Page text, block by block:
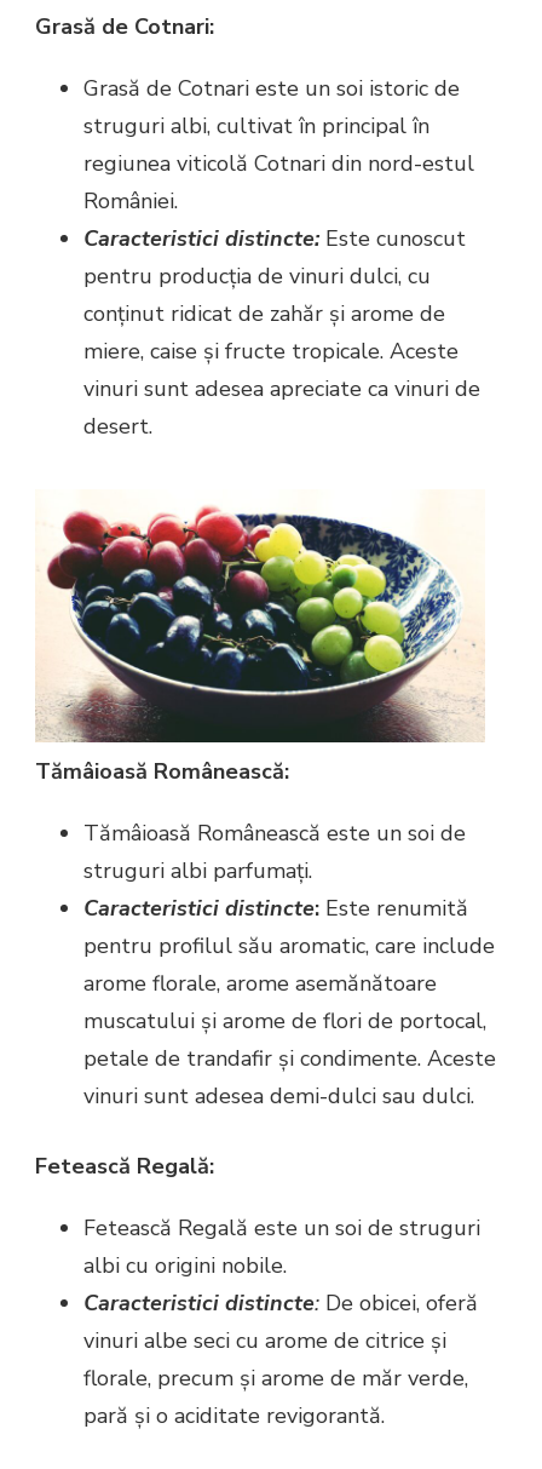
Grasă de Cotnari:
Grasă de Cotnari este un soi istoric de
struguri albi, cultivat în principal în
regiunea viticolă Cotnari din nord-estul
României.
Caracteristici distincte: Este cunoscut
pentru producția de vinuri dulci, cu
conținut ridicat de zahăr și arome de
miere, caise și fructe tropicale. Aceste
vinuri sunt adesea apreciate ca vinuri de
desert.
Tămâioasă Românească:
Tămâioasă Românească este un soi de
struguri albi parfumați.
Caracteristici distincte: Este renumită
pentru profilul său aromatic, care include
arome florale, arome asemănătoare
muscatului și arome de flori de portocal,
petale de trandafir și condimente. Aceste
vinuri sunt adesea demi-dulci sau dulci.
Fetească Regală:
Fetească Regală este un soi de struguri
albi cu origini nobile.
Caracteristici distincte: De obicei, oferă
vinuri albe seci cu arome de citrice și
florale, precum și arome de măr verde,
pară și o aciditate revigorantă.